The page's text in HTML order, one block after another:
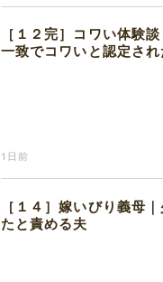
［１２完］コワい体験
一致でコワいと認定さ
1日前
［１４］嫁いびり義母
たと責める夫